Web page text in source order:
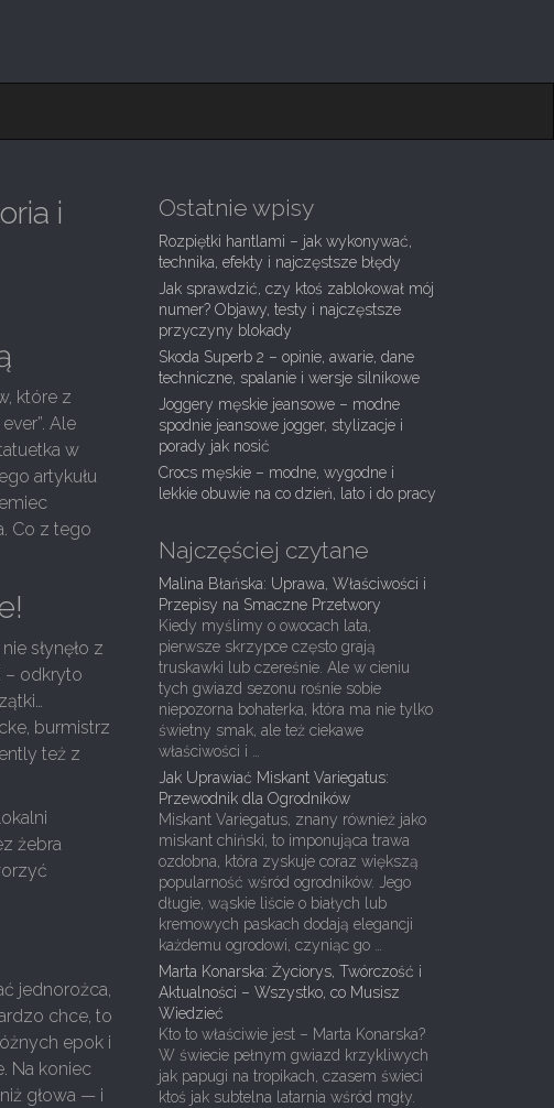
i
które z
Ale
w
artykułu
Co z tego
słynęło z
– odkryto
burmistrz
też z
żebra
jednorożca,
chce, to
epok i
Na koniec
głowa — i
Ostatnie wpisy
Rozpiętki hantlami – jak wykonywać,
technika, efekty i najczęstsze błędy
Jak sprawdzić, czy ktoś zablokował mój
numer? Objawy, testy i najczęstsze
przyczyny blokady
Skoda Superb 2 – opinie, awarie, dane
techniczne, spalanie i wersje silnikowe
Joggery męskie jeansowe – modne
spodnie jeansowe jogger, stylizacje i
porady jak nosić
Crocs męskie – modne, wygodne i
lekkie obuwie na co dzień, lato i do pracy
Najczęściej czytane
Malina Błańska: Uprawa, Właściwości i
Przepisy na Smaczne Przetwory
Kiedy myślimy o owocach lata,
pierwsze skrzypce często grają
truskawki lub czereśnie. Ale w cieniu
tych gwiazd sezonu rośnie sobie
niepozorna bohaterka, która ma nie tylko
świetny smak, ale też ciekawe
właściwości i …
Jak Uprawiać Miskant Variegatus:
Przewodnik dla Ogrodników
Miskant Variegatus, znany również jako
miskant chiński, to imponująca trawa
ozdobna, która zyskuje coraz większą
popularność wśród ogrodników. Jego
długie, wąskie liście o białych lub
kremowych paskach dodają elegancji
każdemu ogrodowi, czyniąc go …
Marta Konarska: Życiorys, Twórczość i
Aktualności – Wszystko, co Musisz
Wiedzieć
Kto to właściwie jest – Marta Konarska?
W świecie pełnym gwiazd krzykliwych
jak papugi na tropikach, czasem świeci
ktoś jak subtelna latarnia wśród mgły.